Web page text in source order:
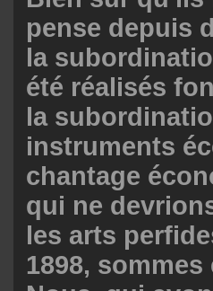
pense depuis
la
été réalisés
la
instruments
chantage
qui ne
les arts
1898,